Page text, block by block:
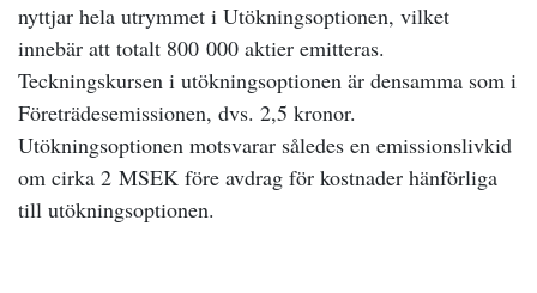
nyttjar hela utrymmet i Utökningsoptionen, vilket
innebär att totalt 800 000 aktier emitteras.
Teckningskursen i utökningsoptionen är densamma som i
Företrädesemissionen, dvs. 2,5 kronor.
Utökningsoptionen motsvarar således en emissionslivkid
om cirka 2 MSEK före avdrag för kostnader hänförliga
till utökningsoptionen.